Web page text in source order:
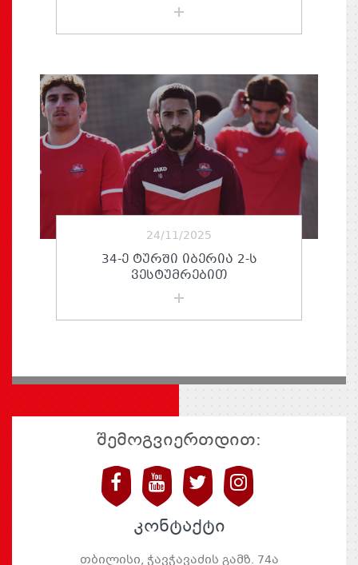
24/11/2025
34-Ე ᲢᲣᲠᲨᲘ ᲘᲑᲔᲠᲘᲐ 2-Ს
ᲕᲔᲡᲢᲣᲛᲠᲔᲑᲘᲗ
შემოგვიერთდით:
კონტაქტი
თბილისი, ჭავჭავაძის გამზ. 74ა